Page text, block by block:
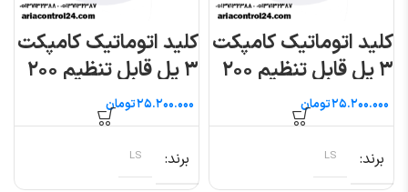
کلید اتوماتیک کامپکت
۳ پل قابل تنظیم ۲۰۰
آمپر (سوسل) ال اس
تومان
برند LS
کلید اتوماتیک کامپکت
۳ پل قابل تنظیم ۲۰۰
آمپر (متاسول) ال اس
تومان
برند LS